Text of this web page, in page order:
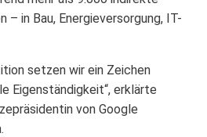
in Bau, Energieversorgung, IT-
setzen wir ein Zeichen
Eigenständigkeit“, erklärte
von Google